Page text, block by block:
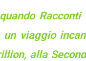
viaggio
alla